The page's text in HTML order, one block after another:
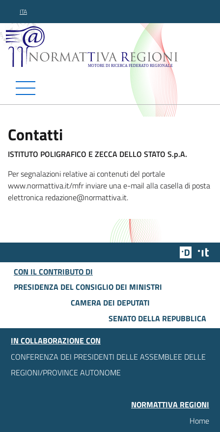
ITA
Normattiva Regioni -
Contatti
ISTITUTO POLIGRAFICO E ZECCA DELLO STATO S.p.A.
Per segnalazioni relative ai contenuti del portale
www.normattiva.it/mfr inviare una e-mail alla casella di posta
elettronica redazione@normattiva.it.
Team
CON IL CONTRIBUTO DI
PRESIDENZA DEL CONSIGLIO DEI MINISTRI
CAMERA DEI DEPUTATI
SENATO DELLA REPUBBLICA
IN COLLABORAZIONE CON
CONFERENZA DEI PRESIDENTI DELLE ASSEMBLEE DELLE
REGIONI/PROVINCE AUTONOME
NORMATTIVA REGIONI
Home